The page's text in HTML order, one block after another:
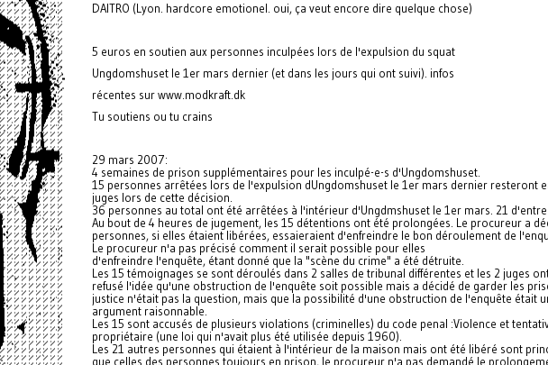
DAITRO (Lyon. hardcore emotionel. oui, ça veut encore dire quelque chose)
5 euros en soutien aux personnes inculpées lors de l'expulsion du squat
Ungdomshuset le 1er mars dernier (et dans les jours qui ont suivi). infos
récentes sur www.modkraft.dk
Tu soutiens ou tu crains
29 mars 2007:
4 semaines de prison supplémentaires pour les inculpé-e-s d'Ungdomshuset.
15 personnes arrêtées lors de l'expulsion dUngdomshuset le 1er mars dernier
juges lors de cette décision.
36 personnes au total ont été arrêtées à l'intérieur d'Ungdmshuset le 1er mars. 21
Au bout de 4 heures de jugement, les 15 détentions ont été prolongées. Le procureur a
personnes, si elles étaient libérées, essaieraient d'enfreindre le bon déroulement de
Le procureur n'a pas précisé comment il serait possible pour elles
d'enfreindre l'enquête, étant donné que la "scène du crime" a été détruite.
Les 15 témoignages se sont déroulés dans 2 salles de tribunal différentes et les 2 juges
refusé l'idée qu'une obstruction de l'enquête soit possible mais a décidé de garder les
justice n'était pas la question, mais que la possibilité d'une obstruction de l'enquête était
argument raisonnable.
Les 15 sont accusés de plusieurs violations (criminelles) du code penal :Violence et
propriétaire (une loi qui n'avait plus été utilisée depuis 1960).
Les 21 autres personnes qui étaient à l'intérieur de la maison mais ont été libéré sont
que celles des personnes toujours en prison, le procureur n'a pas demandé le